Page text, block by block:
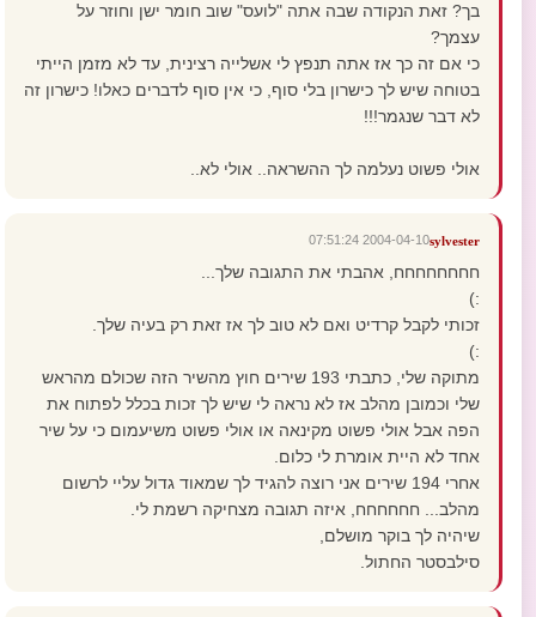
בך? זאת הנקודה שבה אתה "לועס" שוב חומר ישן וחוזר על
עצמך?
כי אם זה כך אז אתה תנפץ לי אשלייה רצינית, עד לא מזמן הייתי
בטוחה שיש לך כישרון בלי סוף, כי אין סוף לדברים כאלו! כישרון זה
לא דבר שנגמר!!!
אולי פשוט נעלמה לך ההשראה.. אולי לא..
sylvester
2004-04-10 07:51:24
חחחחחחחח, אהבתי את התגובה שלך...
:)
זכותי לקבל קרדיט ואם לא טוב לך אז זאת רק בעיה שלך.
:)
מתוקה שלי, כתבתי 193 שירים חוץ מהשיר הזה שכולם מהראש
שלי וכמובן מהלב אז לא נראה לי שיש לך זכות בכלל לפתוח את
הפה אבל אולי פשוט מקינאה או אולי פשוט משיעמום כי על שיר
אחד לא היית אומרת לי כלום.
אחרי 194 שירים אני רוצה להגיד לך שמאוד גדול עליי לרשום
מהלב... חחחחחח, איזה תגובה מצחיקה רשמת לי.
שיהיה לך בוקר מושלם,
סילבסטר החתול.